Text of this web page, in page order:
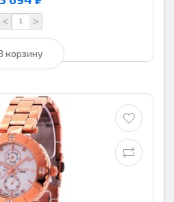
< >
корзину